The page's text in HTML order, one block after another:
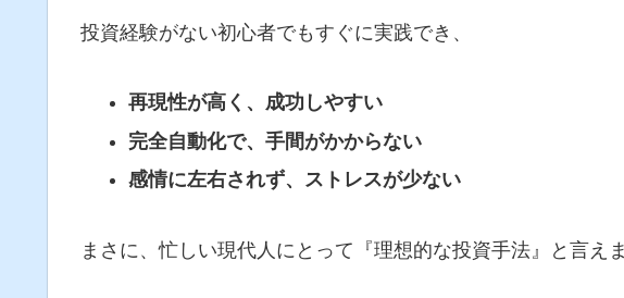
投資経験がない初心者でもすぐに実践でき、
再現性が高く、成功しやすい
完全自動化で、手間がかからない
感情に左右されず、ストレスが少ない
まさに、忙しい現代人にとって『理想的な投資手法』と言えま